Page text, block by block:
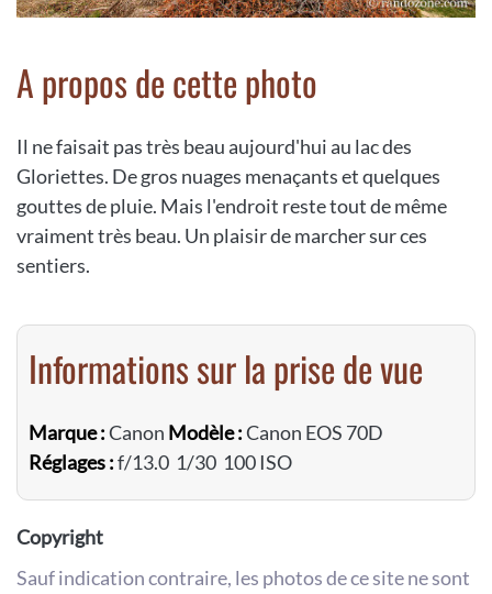
A propos de cette photo
Il ne faisait pas très beau aujourd'hui au lac des
Gloriettes. De gros nuages menaçants et quelques
gouttes de pluie. Mais l'endroit reste tout de même
vraiment très beau. Un plaisir de marcher sur ces
sentiers.
Informations sur la prise de vue
Marque :Canon Modèle :Canon EOS 70D
Réglages :f/13.0 1/30 100 ISO
Copyright
Sauf indication contraire, les photos de ce site ne sont